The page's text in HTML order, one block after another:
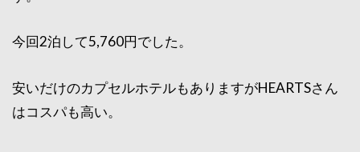
今回2泊して5,760円でした。
安いだけのカプセルホテルもありますがHEARTSさん
はコスパも高い。